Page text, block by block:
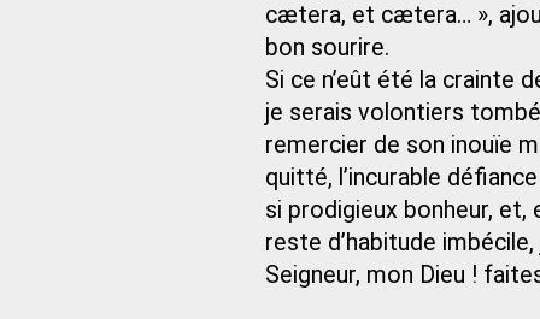
cætera, et cætera… »,
bon sourire.
Si ce n’eût été la crainte
je serais volontiers
remercier de son inouïe
quitté, l’incurable
si prodigieux bonheur, et,
reste d’habitude
Seigneur, mon Dieu !